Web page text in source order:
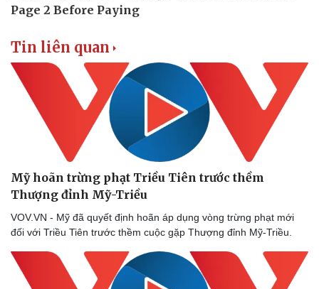
Tin liên quan
Mỹ hoãn trừng phạt Triều Tiên trước thềm
Thượng đỉnh Mỹ-Triều
VOV.VN - Mỹ đã quyết định hoãn áp dụng vòng trừng phạt mới
đối với Triều Tiên trước thềm cuộc gặp Thượng đỉnh Mỹ-Triều.